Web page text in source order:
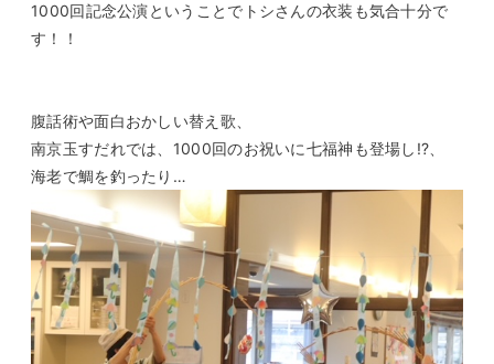
1000回記念公演ということでトシさんの衣装も気合十分で
す！！
腹話術や面白おかしい替え歌、
南京玉すだれでは、1000回のお祝いに七福神も登場し!?、
海老で鯛を釣ったり…